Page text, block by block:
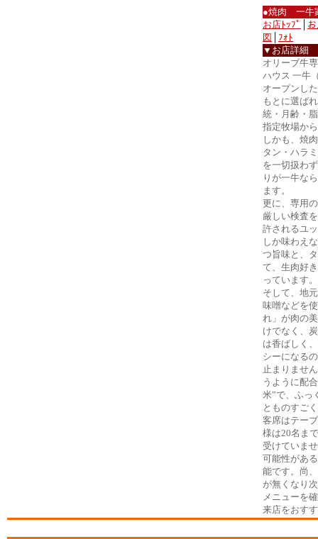
●焼肉 一牛
お店ﾄｯﾌﾟ
図
ﾌｫﾄ
▼お店詳細
オリーブ牛
ハウス 一牛
オープンし
もとに選ば
統・月齢・
指定牧場か
しかも、焼
タン・ハラ
を一切扱わ
りが一牛な
ます。
更に、専用
厳しい検査
許されるユ
しか味わえ
つ旨味と、
て、生肉好
っています。
そして、地
味噌などを
れ」が肉の
けでなく、
は香ばしく
シーになる
止まりませ
うように配
米”で、ふっ
とものすご
客席はテー
様は20名ま
受けていま
可能性があ
能です。尚
が無くなり
メニューを
来店をおす